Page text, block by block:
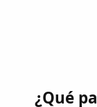
¿Qué